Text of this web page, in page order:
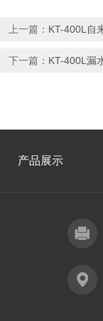
上一篇： KT-400L自
下一篇： KT-400L漏
产品展示